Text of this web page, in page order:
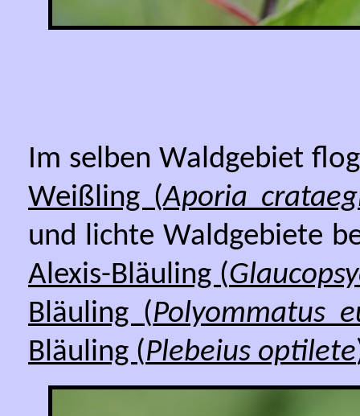
Im selben Waldgebiet
Weißling (Aporia
und lichte Waldgebiete
Alexis-Bläuling (
Bläuling (Polyommatus
Bläuling (Plebeius optilete